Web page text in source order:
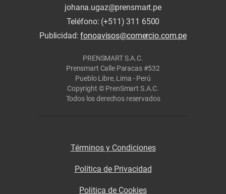
johana.ugaz@prensmart.pe
Teléfono: (+511) 311 6500
Publicidad:fonoavisos@comercio.com.pe
PRENSMART S.A.C.
Prensmart Calle Paracas #532
Pueblo Libre, Lima - Perú
Copyright © PrenSmart S.A.C.
Todos los derechos reservados
Términos y Condiciones
Política de Privacidad
Politica de Cookies